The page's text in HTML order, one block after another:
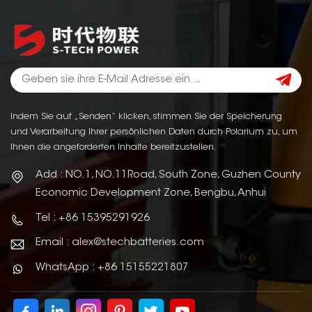
Indem Sie auf „Senden“ klicken, stimmen Sie der Speicherung
und Verarbeitung Ihrer persönlichen Daten durch Polarium zu, um
Ihnen die angeforderten Inhalte bereitzustellen.
Add : NO.1, NO.11Road, South Zone, Guzhen County
Economic Development Zone, Bengbu, Anhui
Tel : +86 15395291926
Email : alex@stechbatteries.com
WhatsApp : +86 15155221807